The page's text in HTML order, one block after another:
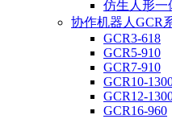
仿生人形一
协作机器人GCR
GCR3-618
GCR5-910
GCR7-910
GCR10-
GCR12-
GCR16-960